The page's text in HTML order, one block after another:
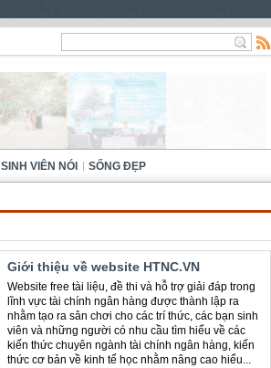
SINH VIÊN NÓI SỐNG ĐẸP
Giới thiệu về website HTNC.VN
Website free tài liệu, đề thi và hỗ trợ giải đáp trong
lĩnh vực tài chính ngân hàng được thành lập ra
nhằm tạo ra sân chơi cho các trí thức, các bạn sinh
viên và những người có nhu cầu tìm hiểu về các
kiến thức chuyên ngành tài chính ngân hàng, kiến
thức cơ bản về kinh tế học nhằm nâng cao hiểu...